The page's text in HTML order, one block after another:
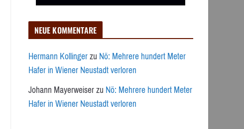
NEUE KOMMENTARE
Hermann KollingerzuNö: Mehrere hundert Meter
Hafer in Wiener Neustadt verloren
Johann MayerweiserzuNö: Mehrere hundert Meter
Hafer in Wiener Neustadt verloren